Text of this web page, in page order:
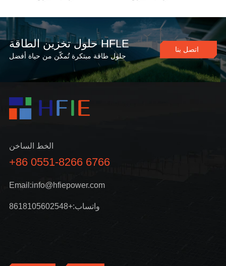
حلول تخزين الطاقة HFLE
حلول طاقة مبتكرة تُمكّن من حياة أفضل
اتصل بنا
الخط الساخن
+86 0551-8266 6766
Email:info@hfiepower.com
واتساب:+8618105602548